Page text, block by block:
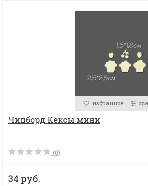
избранное
Чипборд Кексы мини
(0)
34 руб.